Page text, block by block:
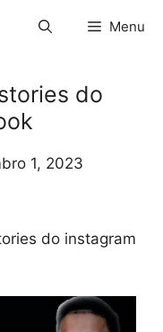
Menu
do
1, 2023
do instagram